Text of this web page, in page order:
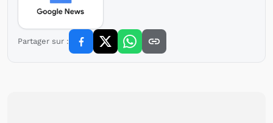
Partager sur :